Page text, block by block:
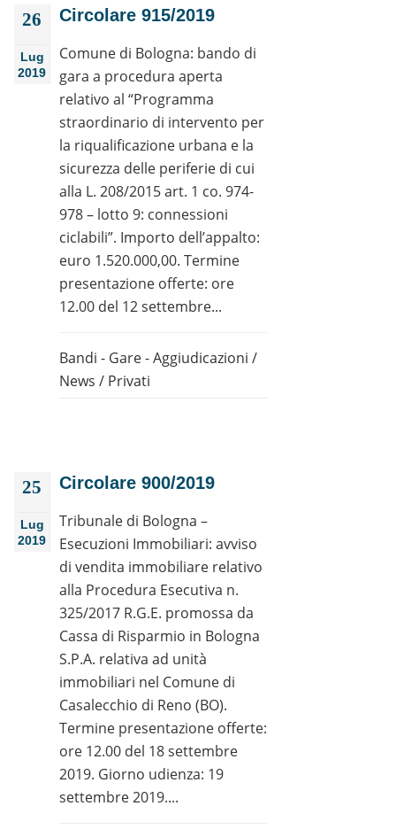
26
Lug
2019
Circolare 915/2019
Comune di Bologna: bando di
gara a procedura aperta
relativo al “Programma
straordinario di intervento per
la riqualificazione urbana e la
sicurezza delle periferie di cui
alla L. 208/2015 art. 1 co. 974-
978 – lotto 9: connessioni
ciclabili”. Importo dell’appalto:
euro 1.520.000,00. Termine
presentazione offerte: ore
12.00 del 12 settembre...
Bandi - Gare - Aggiudicazioni /
News / Privati
25
Lug
2019
Circolare 900/2019
Tribunale di Bologna –
Esecuzioni Immobiliari: avviso
di vendita immobiliare relativo
alla Procedura Esecutiva n.
325/2017 R.G.E. promossa da
Cassa di Risparmio in Bologna
S.P.A. relativa ad unità
immobiliari nel Comune di
Casalecchio di Reno (BO).
Termine presentazione offerte:
ore 12.00 del 18 settembre
2019. Giorno udienza: 19
settembre 2019....